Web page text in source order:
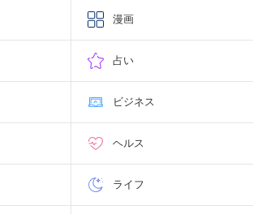
漫画
占い
ビジネス
ヘルス
ライフ